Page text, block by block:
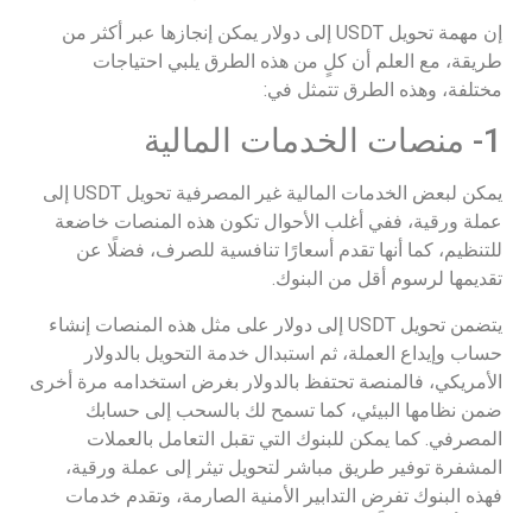
إن مهمة تحويل USDT إلى دولار يمكن إنجازها عبر أكثر من
طريقة، مع العلم أن كلٍ من هذه الطرق يلبي احتياجات
مختلفة، وهذه الطرق تتمثل في:
1- منصات الخدمات المالية
يمكن لبعض الخدمات المالية غير المصرفية تحويل USDT إلى
عملة ورقية، ففي أغلب الأحوال تكون هذه المنصات خاضعة
للتنظيم، كما أنها تقدم أسعارًا تنافسية للصرف، فضلًا عن
تقديمها لرسوم أقل من البنوك.
يتضمن تحويل USDT إلى دولار على مثل هذه المنصات إنشاء
حساب وإيداع العملة، ثم استبدال خدمة التحويل بالدولار
الأمريكي، فالمنصة تحتفظ بالدولار بغرض استخدامه مرة أخرى
ضمن نظامها البيئي، كما تسمح لك بالسحب إلى حسابك
المصرفي. كما يمكن للبنوك التي تقبل التعامل بالعملات
المشفرة توفير طريق مباشر لتحويل تيثر إلى عملة ورقية،
فهذه البنوك تفرض التدابير الأمنية الصارمة، وتقدم خدمات